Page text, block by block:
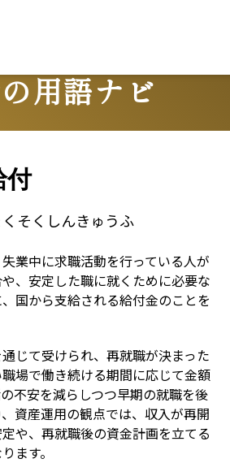
用語ナビ
付
そくしんきゅうふ
業中に求職活動を行っている人が
、安定した職に就くために必要な
国から支給される給付金のことを
じて受けられ、再就職が決まった
場で働き続ける期間に応じて金額
不安を減らしつつ早期の就職を後
資産運用の観点では、収入が再開
や、再就職後の資金計画を立てる
ます。